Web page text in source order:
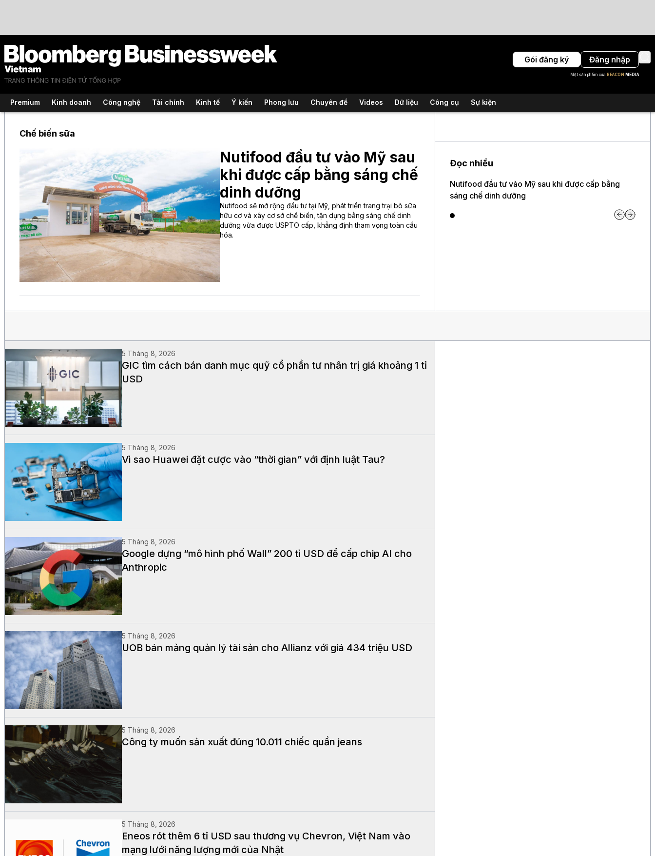
Gói đăng ký Đăng nhập
Một sản phẩm của BEACON MEDIA
Premium Kinh doanh Công nghệ Tài chính Kinh tế Ý kiến Phong lưu Chuyên đề Videos Dữ liệu Công cụ Sự kiện
Chế biến sữa
Nutifood đầu tư vào Mỹ sau
khi được cấp bằng sáng chế
dinh dưỡng
Nutifood sẽ mở rộng đầu tư tại Mỹ, phát triển trang trại bò sữa
hữu cơ và xây cơ sở chế biến, tận dụng bằng sáng chế dinh
dưỡng vừa được USPTO cấp, khẳng định tham vọng toàn cầu
hóa.
Đọc nhiều
Nutifood đầu tư vào Mỹ sau khi được cấp bằng
sáng chế dinh dưỡng
5 Tháng 8, 2026
GIC tìm cách bán danh mục quỹ cổ phần tư nhân trị giá khoảng 1 tỉ
USD
5 Tháng 8, 2026
Vì sao Huawei đặt cược vào “thời gian” với định luật Tau?
5 Tháng 8, 2026
Google dựng “mô hình phố Wall” 200 tỉ USD để cấp chip AI cho
Anthropic
5 Tháng 8, 2026
UOB bán mảng quản lý tài sản cho Allianz với giá 434 triệu USD
5 Tháng 8, 2026
Công ty muốn sản xuất đúng 10.011 chiếc quần jeans
5 Tháng 8, 2026
Eneos rót thêm 6 tỉ USD sau thương vụ Chevron, Việt Nam vào
mạng lưới năng lượng mới của Nhật